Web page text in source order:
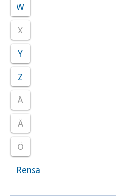
W
X
Y
Z
Å
Ä
Ö
Rensa